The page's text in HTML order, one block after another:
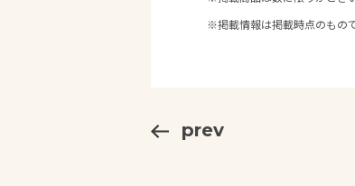
※掲載情報は掲載時点のもの
prev